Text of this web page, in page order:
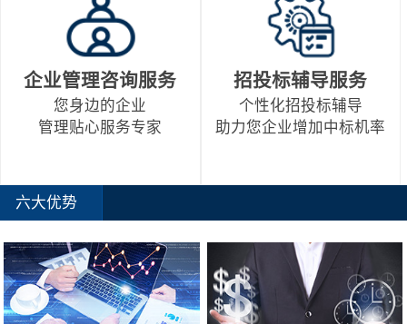
企业管理咨询服务
您身边的企业
管理贴心服务专家
招投标辅导服务
个性化招投标辅导
助力您企业增加中标机率
六大优势